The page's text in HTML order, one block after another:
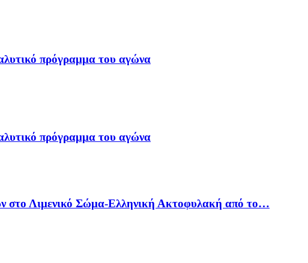
πρόγραμμα του αγώνα
πρόγραμμα του αγώνα
στο Λιμενικό Σώμα-Ελληνική Ακτοφυλακή από το…